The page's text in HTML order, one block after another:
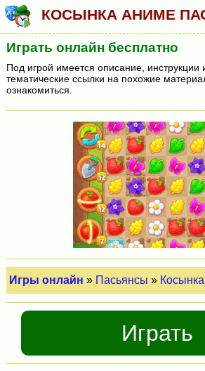
КОСЫНКА АНИМЕ
Играть онлайн бесплатно
Под игрой имеется описание, инструкции
тематические ссылки на похожие
ознакомиться.
Игры онлайн » Пасьянсы » Косынка
Играть